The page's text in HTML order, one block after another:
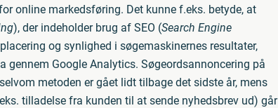
online markedsføring. Det kunne f.eks. betyde, at
), der indeholder brug af SEO (Search Engine
og synlighed i søgemaskinernes resultater,
gennem Google Analytics. Søgeordsannoncering på
metoden er gået lidt tilbage det sidste år, mens
tilladelse fra kunden til at sende nyhedsbrev ud) går